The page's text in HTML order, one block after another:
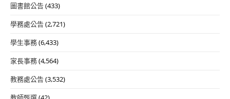
圖書館公告(433)
學務處公告(2,721)
學生事務(6,433)
家長事務(4,564)
教務處公告(3,532)